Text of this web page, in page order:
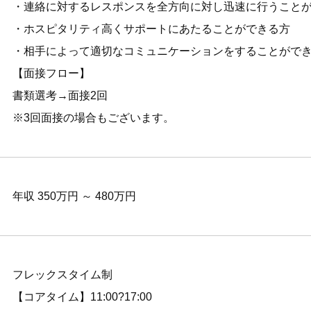
・連絡に対するレスポンスを全方向に対し迅速に行うこと
・ホスピタリティ高くサポートにあたることができる方
・相手によって適切なコミュニケーションをすることがで
【面接フロー】
書類選考→面接2回
※3回面接の場合もございます。
年収 350万円 ～ 480万円
フレックスタイム制
【コアタイム】11:00?17:00